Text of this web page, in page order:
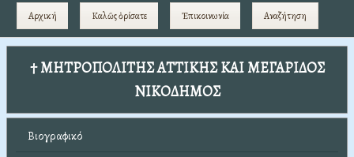
Αρχική Καλῶς ὁρίσατε Ἐπικοινωνία Αναζήτηση
† ΜΗΤΡΟΠΟΛΙΤΗΣ ΑΤΤΙΚΗΣ ΚΑΙ ΜΕΓΑΡΙΔΟΣ
ΝΙΚΟΔΗΜΟΣ
Βιογραφικό